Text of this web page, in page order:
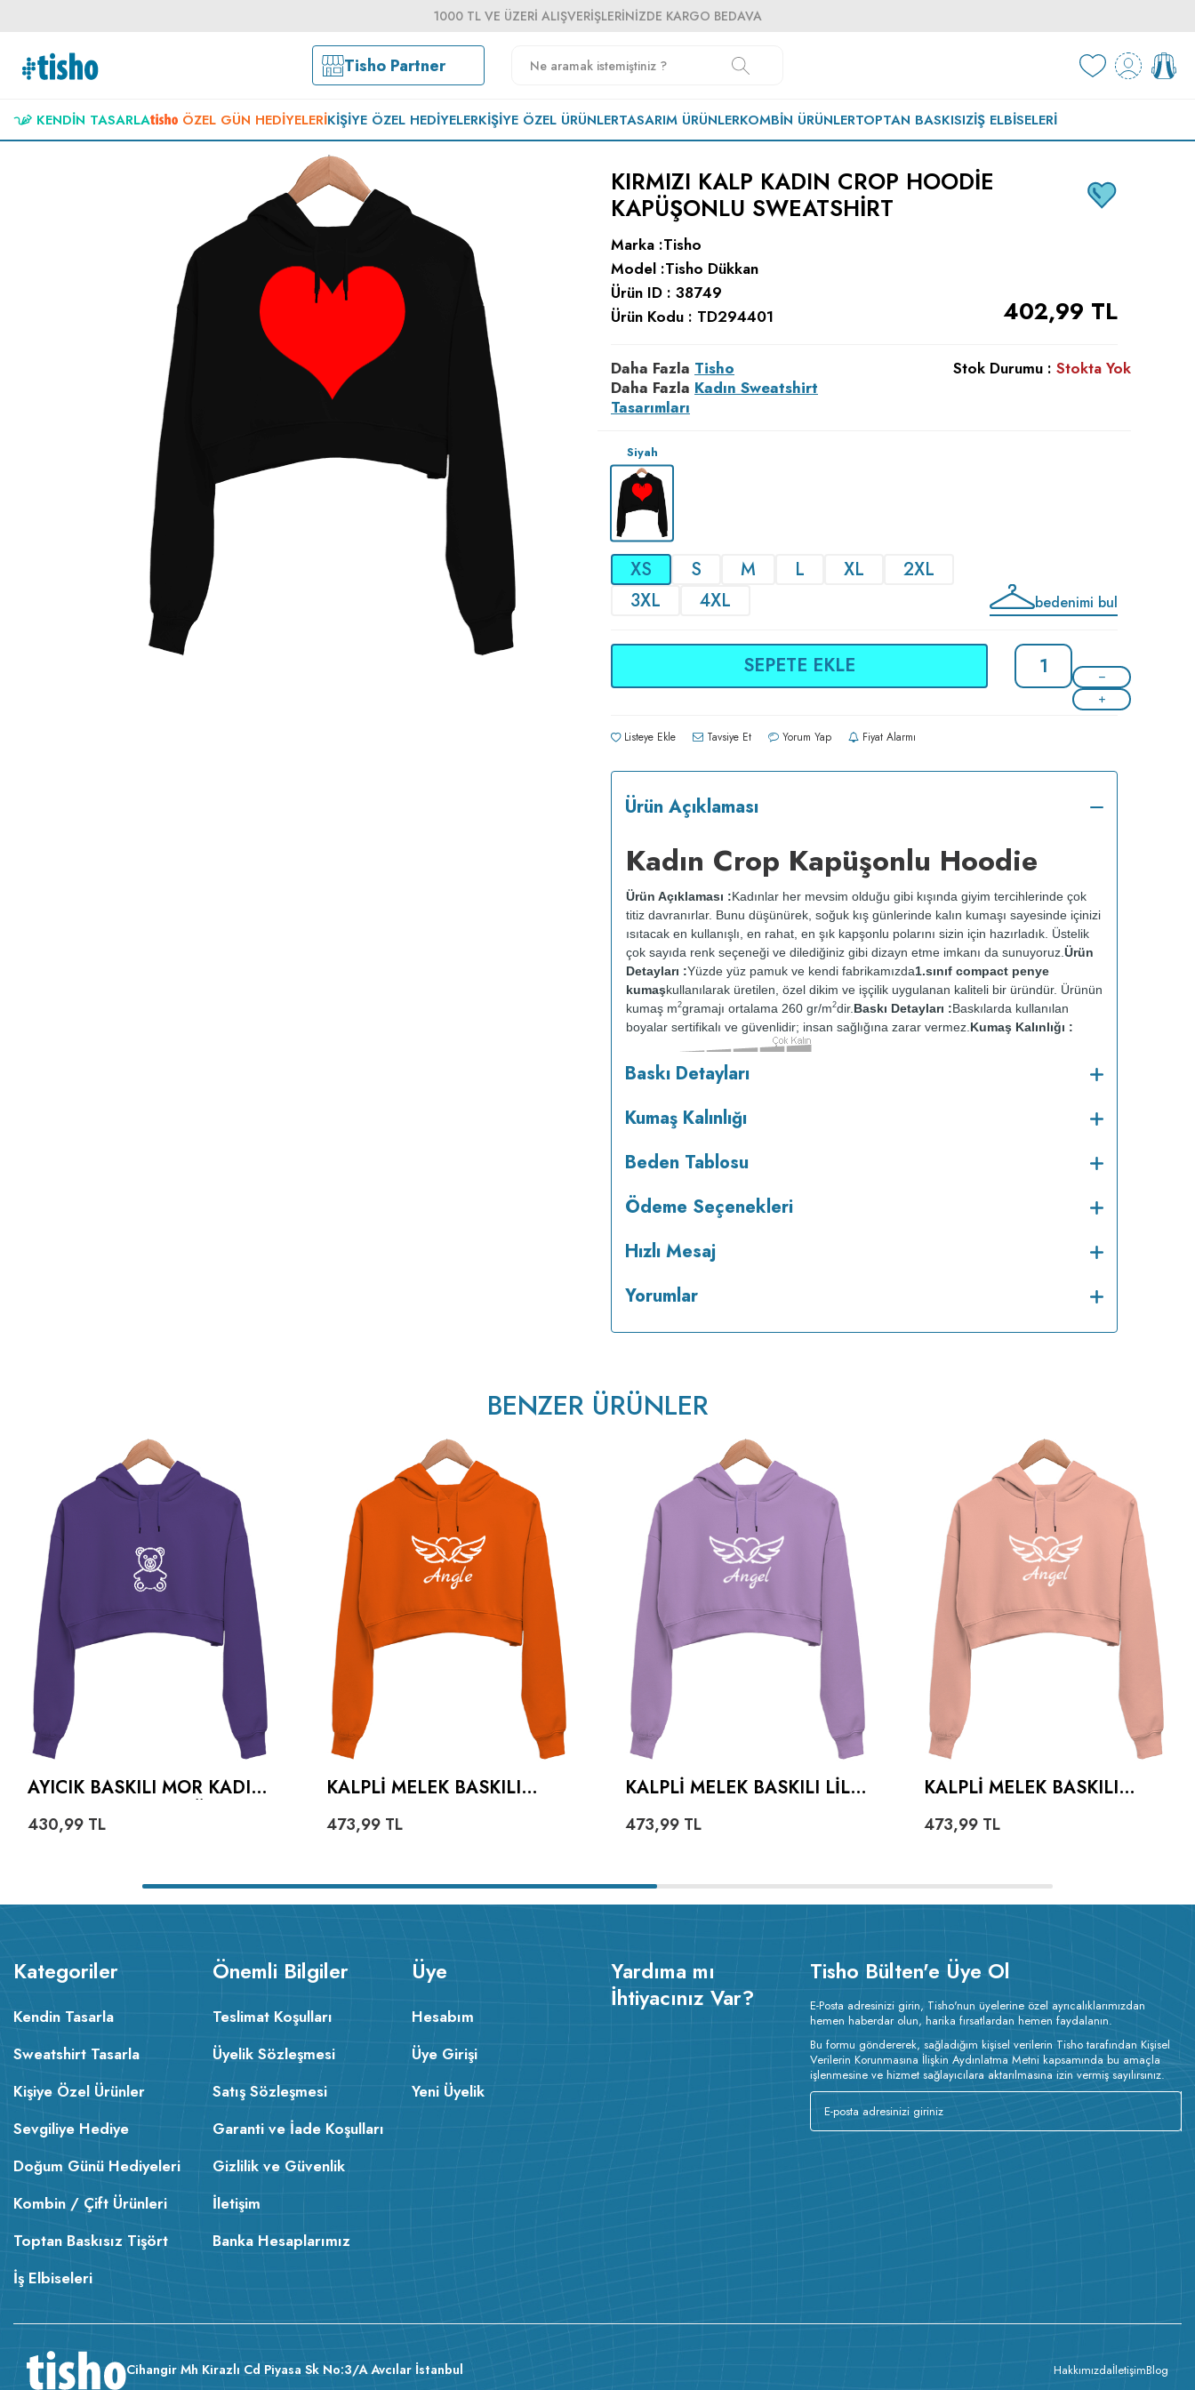
1000 TL VE ÜZERI ALIŞVERIŞLERINIZDE KARGO BEDAVA
Tisho Partner
KENDIN TASARLA ÖZEL GÜN HEDIYELERIKIŞIYE ÖZEL HEDIYELERKIŞIYE ÖZEL ÜRÜNLERTASARIM ÜRÜNLERKOMBIN ÜRÜNLERTOPTAN BASKISIZİŞ ELBISELERI
KIRMIZI KALP KADIN CROP HOODIE
KAPÜŞONLU SWEATSHIRT
Marka :Tisho
Model :Tisho Dükkan
Ürün ID : 38749
Ürün Kodu : TD294401 402,99 TL
Daha Fazla Tisho
Daha Fazla Kadın Sweatshirt
Tasarımları
Stok Durumu : Stokta Yok
Siyah
XS S M L XL
2XL
3XL
4XL bedenimi bul
SEPETE EKLE
Listeye Ekle Tavsiye Et Yorum Yap Fiyat Alarmı
Ürün Açıklaması
Kadın Crop Kapüşonlu Hoodie
Ürün Açıklaması :Kadınlar her mevsim olduğu gibi kışında giyim tercihlerinde çok
titiz davranırlar. Bunu düşünürek, soğuk kış günlerinde kalın kumaşı sayesinde içinizi
ısıtacak en kullanışlı, en rahat, en şık kapşonlu polarını sizin için hazırladık. Üstelik
çok sayıda renk seçeneği ve dilediğiniz gibi dizayn etme imkanı da sunuyoruz. Ürün
Detayları :Yüzde yüz pamuk ve kendi fabrikamızda1.sınıf compact penye
kumaşkullanılarak üretilen, özel dikim ve işçilik uygulanan kaliteli bir üründür. Ürünün
kumaş m2gramajı ortalama 260 gr/m2dir. Baskı Detayları :Baskılarda kullanılan
boyalar sertifikalı ve güvenlidir; insan sağlığına zarar vermez. Kumaş Kalınlığı :
tersten yıkanır.Kuru temizleme yapılmaz.
v223.22
Baskı Detayları
Kumaş Kalınlığı
Beden Tablosu
Ödeme Seçenekleri
Hızlı Mesaj
Yorumlar
BENZER ÜRÜNLER
AYICIK BASKILI MOR KADIN
SWEATSHIRT
430,99 TL
KALPLI MELEK BASKILI
HOODIE KAPÜŞONLU
473,99 TL
KALPLI MELEK BASKILI LILA
KAPÜŞONLU SWEATSHIRT
473,99 TL
KALPLI MELEK BASKILI
HOODIE KAPÜŞONLU
473,99 TL
Kategoriler
Kendin Tasarla
Sweatshirt Tasarla
Kişiye Özel Ürünler
Sevgiliye Hediye
Doğum Günü Hediyeleri
Kombin / Çift Ürünleri
Toptan Baskısız Tişört
İş Elbiseleri
Önemli Bilgiler
Teslimat Koşulları
Üyelik Sözleşmesi
Satış Sözleşmesi
Garanti ve İade Koşulları
Gizlilik ve Güvenlik
İletişim
Banka Hesaplarımız
Üye
Hesabım
Üye Girişi
Yeni Üyelik
Yardıma mı
İhtiyacınız Var?
Tisho Bülten'e Üye Ol
E-Posta adresinizi girin, Tisho'nun üyelerine özel ayrıcalıklarımızdan
hemen haberdar olun, harika fırsatlardan hemen faydalanın.
Bu formu göndererek, sağladığım kişisel verilerin Tisho tarafından Kişisel
Verilerin Korunmasına İlişkin Aydınlatma Metni kapsamında bu amaçla
işlenmesine ve hizmet sağlayıcılara aktarılmasına izin vermiş sayılırsınız.
Cihangir Mh Kirazlı Cd Piyasa Sk No:3/A Avcılar İstanbul HakkımızdaİletişimBlog